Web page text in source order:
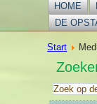
HOME
DE
Start